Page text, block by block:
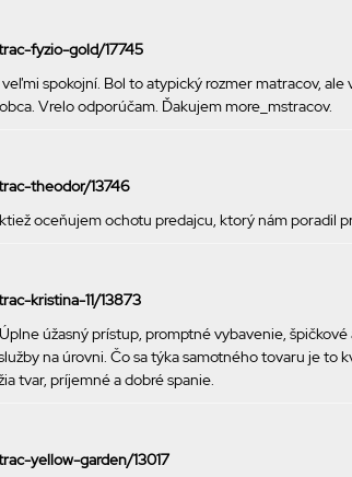
fyzio-gold/17745
spokojní. Bol to atypický rozmer matracov,
Vrelo odporúčam. Ďakujem more_mstracov.
theodor/13746
oceňujem ochotu predajcu, ktorý nám poradil
kristina-11/13873
úžasný prístup, promptné vybavenie,
na úrovni. Čo sa týka samotného tovaru je to
tvar, príjemné a dobré spanie.
yellow-garden/13017